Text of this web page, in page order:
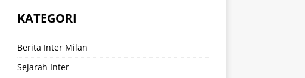
KATEGORI
Berita Inter Milan
Sejarah Inter